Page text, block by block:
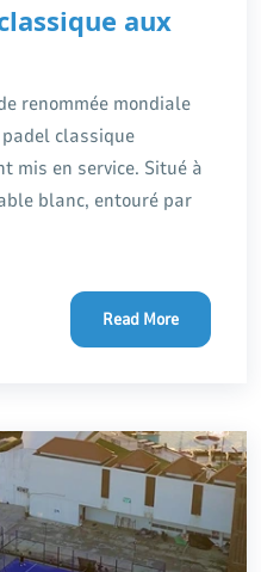
aux
renommée mondiale
classique
mis en service. Situé à
blanc, entouré par
Read More